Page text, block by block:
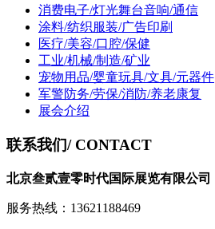
消费电子/灯光舞台音响/通信
涂料/纺织服装/广告印刷
医疗/美容/口腔/保健
工业/机械/制造/矿业
宠物用品/婴童玩具/文具/元器件
军警防务/劳保/消防/养老康复
展会介绍
联系我们/ CONTACT
北京叁贰壹零时代国际展览有限公司
服务热线：13621188469